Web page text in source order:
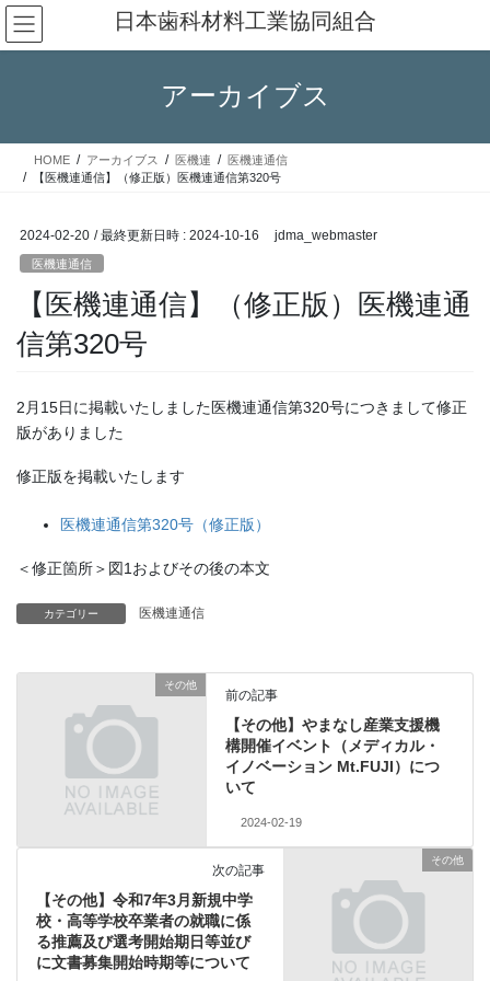
コ
ン
テ
ス
ナ
ビ
ゲ
ン
日本歯科材料工業協同組合
アーカイブス
HOME アーカイブス 医機連
医機連通信
【医機連通信】（修正版）医機連通信第320号
2024-02-20 / 最終更新日時 : 2024-10-16 jdma_webmaster
医機連通信
【医機連通信】（修正版）医機連通
信第320号
2月15日に掲載いたしました医機連通信第320号につきまして修正
版がありました
修正版を掲載いたします
医機連通信第320号（修正版）
＜修正箇所＞図1およびその後の本文
カテゴリー 医機連通信
その他
前の記事
【その他】やまなし産業支援機
構開催イベント（メディカル・
イノベーション Mt.FUJI）につ
いて
2024-02-19
その他
次の記事
【その他】令和7年3月新規中学
校・高等学校卒業者の就職に係
る推薦及び選考開始期日等並び
に文書募集開始時期等について